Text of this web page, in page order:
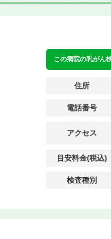
この病院の乳がん
住所
電話番号
アクセス
目安料金(税込)
検査種別